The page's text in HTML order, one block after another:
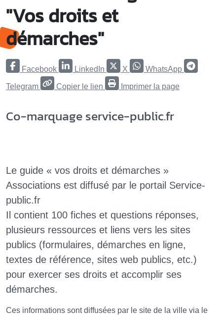
"Vos droits et
démarches"
Facebook LinkedIn X WhatsApp
Telegram Copier le lien Imprimer la page
Co-marquage service-public.fr
Le guide « vos droits et démarches »
Associations est diffusé par le portail Service-
public.fr
Il contient 100 fiches et questions réponses,
plusieurs ressources et liens vers les sites
publics (formulaires, démarches en ligne,
textes de référence, sites web publics, etc.)
pour exercer ses droits et accomplir ses
démarches.
Ces informations sont diffusées par le site de la ville via le